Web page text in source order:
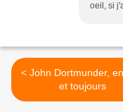
oeil, si
< John Dortmunder, encore
et toujours